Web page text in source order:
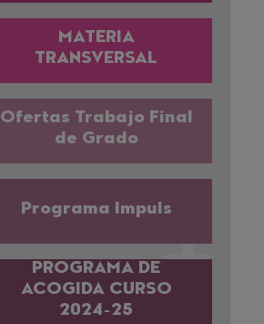
MATERIA
TRANSVERSAL
Ofertas Trabajo Final
de Grado
Programa Impuls
PROGRAMA DE
ACOGIDA CURSO
2024-25